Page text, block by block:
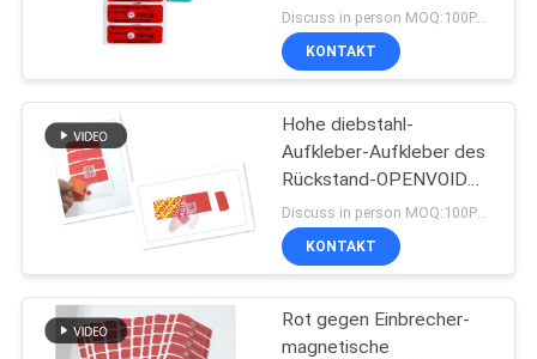
FABRIK-
AUSFLUG
QUALITÄTSKONTROLLE
TRETEN
SIE
mit Besetzer-
offensichtlichem
Material
Discuss in person MOQ:100PCS
KONTAKT
Hohe diebstahl-
Aufkleber-Aufkleber des
Rückstand-OPENVOID
Antifür elektronisches
Meter
KONTAKT
Rot gegen Einbrecher-
magnetische